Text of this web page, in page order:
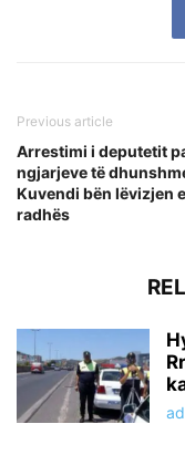
Previous article
Arrestimi i deputetit
ngjarjeve të
Kuvendi bën lëvizjen e
radhës